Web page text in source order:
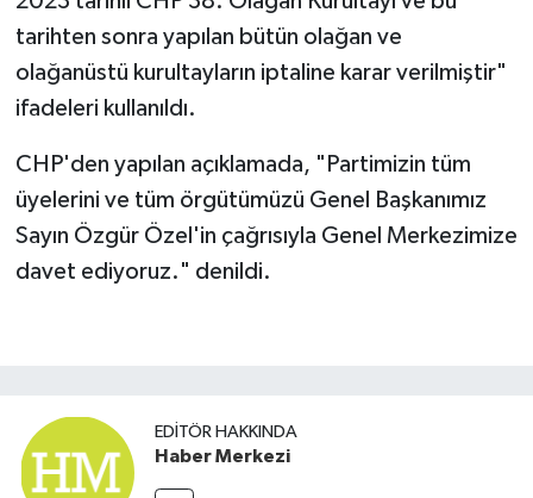
tarihten sonra yapılan bütün olağan ve
olağanüstü kurultayların iptaline karar verilmiştir"
ifadeleri kullanıldı.
CHP'den yapılan açıklamada, "Partimizin tüm
üyelerini ve tüm örgütümüzü Genel Başkanımız
Sayın Özgür Özel'in çağrısıyla Genel Merkezimize
davet ediyoruz." denildi.
EDITÖR HAKKINDA
Haber Merkezi